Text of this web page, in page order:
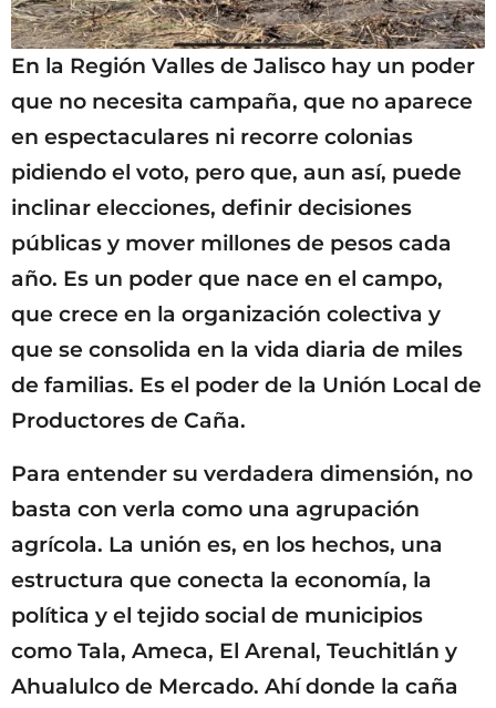
En la Región Valles de Jalisco hay un poder
que no necesita campaña, que no aparece
en espectaculares ni recorre colonias
pidiendo el voto, pero que, aun así, puede
inclinar elecciones, definir decisiones
públicas y mover millones de pesos cada
año. Es un poder que nace en el campo,
que crece en la organización colectiva y
que se consolida en la vida diaria de miles
de familias. Es el poder de la Unión Local de
Productores de Caña.
Para entender su verdadera dimensión, no
basta con verla como una agrupación
agrícola. La unión es, en los hechos, una
estructura que conecta la economía, la
política y el tejido social de municipios
como Tala, Ameca, El Arenal, Teuchitlán y
Ahualulco de Mercado. Ahí donde la caña